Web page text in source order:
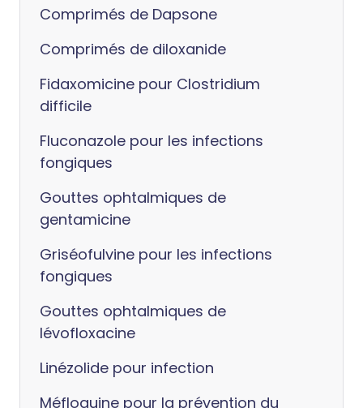
Comprimés de Dapsone
Comprimés de diloxanide
Fidaxomicine pour Clostridium
difficile
Fluconazole pour les infections
fongiques
Gouttes ophtalmiques de
gentamicine
Griséofulvine pour les infections
fongiques
Gouttes ophtalmiques de
lévofloxacine
Linézolide pour infection
Méfloquine pour la prévention du